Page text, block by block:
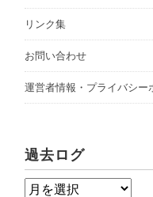
リンク集
お問い合わせ
運営者情報・プライバシー
過去ログ
過